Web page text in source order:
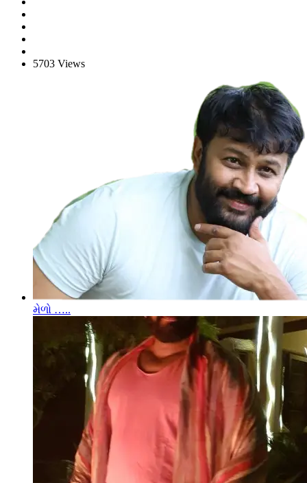
5703 Views
મેળો …..